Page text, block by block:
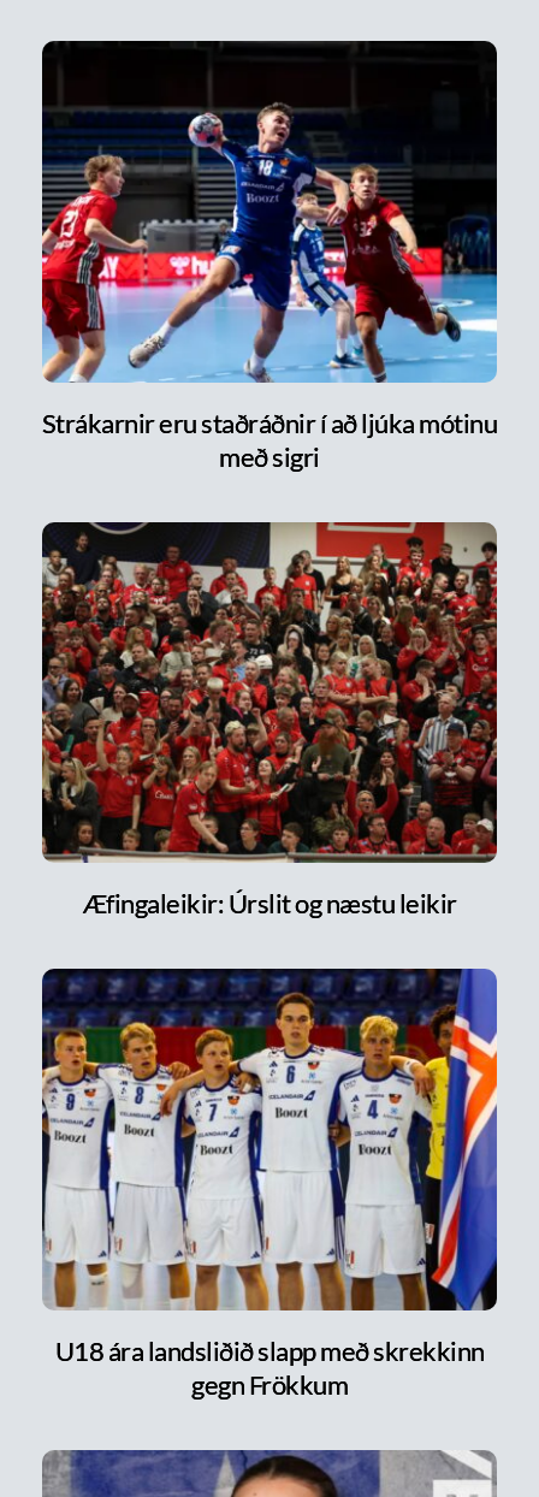
Strákarnir eru staðráðnir í að ljúka mótinu
með sigri
Æfingaleikir: Úrslit og næstu leikir
U18 ára landsliðið slapp með skrekkinn
gegn Frökkum